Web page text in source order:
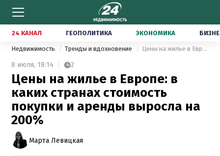
24 КАНАЛ ГЕОПОЛИТИКА ЭКОНОМИКА
Недвижимость Тренды и вдохновение Цены на жилье в Европе: в каких странах стоимость покупки и аренды выросла на 200%
8 июля, 18:14 2
Цены на жилье в Европе: в
каких странах стоимость
покупки и аренды выросла на
200%
Марта Левицкая